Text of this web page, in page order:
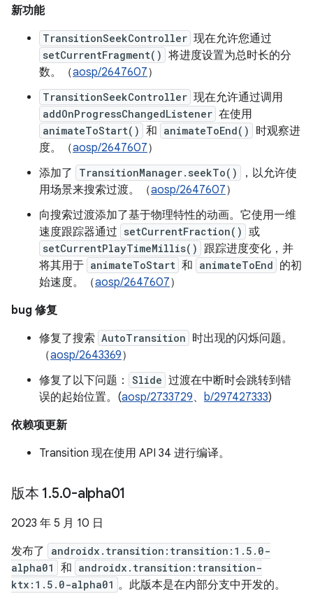
新功能
TransitionSeekController 现在允许您通过
setCurrentFragment() 将进度设置为总时长的分
数。（aosp/2647607）
TransitionSeekController 现在允许通过调用
addOnProgressChangedListener 在使用
animateToStart() 和 animateToEnd()
时观察进
度。（aosp/2647607）
添加了
TransitionManager.seekTo()
，以允许使
用场景来搜索过渡。（aosp/2647607）
向搜索过渡添加了基于物理特性的动画。它使用一维
速度跟踪器通过 setCurrentFraction() 或
setCurrentPlayTimeMillis() 跟踪进度变化，并
将其用于 animateToStart 和 animateToEnd 的初
始速度。（aosp/2647607）
bug 修复
修复了搜索 AutoTransition 时出现的闪烁问题。
（aosp/2643369）
修复了以下问题：
Slide 过渡在中断时会跳转到错
误的起始位置。(aosp/2733729、 b/297427333)
依赖项更新
Transition 现在使用 API 34 进行编译。
版本 1.5.0-alpha01
2023 年 5 月 10 日
发布了
androidx.transition:transition:1.5.0-
alpha01
和 androidx.transition:transition-
ktx:1.5.0-alpha01 。此版本是在内部分支中开发的。